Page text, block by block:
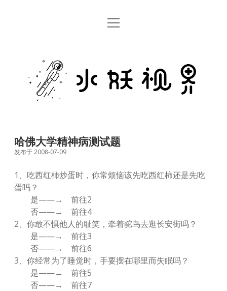
首页
关于
open
妖
视
哈佛大学精神病测试题
发布于 2008-07-09
1、吃西红柿炒蛋时，你常烦恼该先吃西红柿还是先吃
蛋吗？
是——→ 前往2
否——→ 前往4
2、你敢不惧他人的耻笑，牵着驼鸟去逛长安街吗？
是——→ 前往3
否——→ 前往6
3、你经常为了睡觉时，手要摆在哪里而失眠吗？
是——→ 前往5
否——→ 前往7